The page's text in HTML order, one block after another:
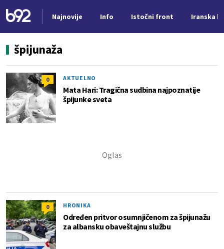
Najnovije Info Istočni front Iranska
špijunaža
0 AKTUELNO
Mata Hari: Tragična sudbina najpoznatije
špijunke sveta
0 HRONIKA
Određen pritvor osumnjičenom za špijunažu
za albansku obaveštajnu službu